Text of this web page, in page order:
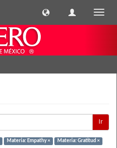
Ir
Materia: Empathy ×
Materia: Gratitud ×